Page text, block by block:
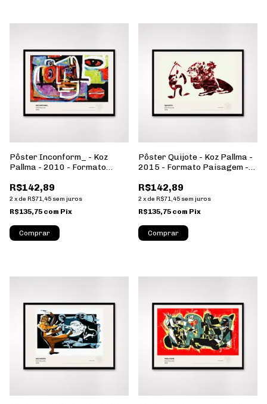
Pôster Inconform_ - Koz
Pallma - 2010 - Formato
R$142,89
2 x de R$71,45 sem juros
R$135,75 com Pix
Comprar
Pôster Quijote - Koz Pallma -
2015 - Formato Paisagem -
R$142,89
2 x de R$71,45 sem juros
R$135,75 com Pix
Comprar